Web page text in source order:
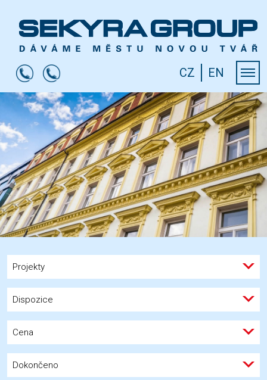
CZ EN
Projekty
Dispozice
Cena
Dokončeno